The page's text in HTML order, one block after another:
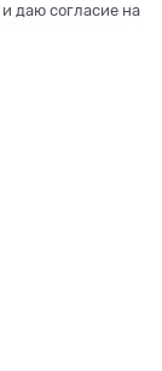
и даю согласие на